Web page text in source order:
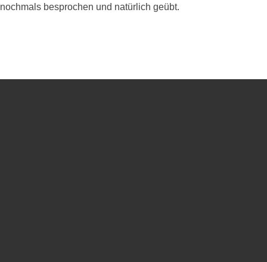
nochmals besprochen und natürlich geübt.